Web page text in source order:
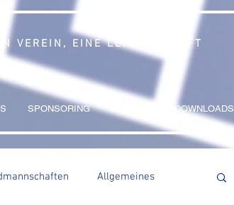
VEREIN, EINE LEIDENSCHAFT
SPONSORING DOWNLOADS
Allgemeines